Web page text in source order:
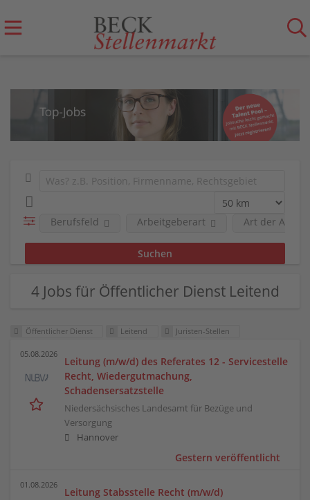
Berufsfeld Arbeitgeberart Art der
4 Jobs für Öffentlicher Dienst Leitend
Öffentlicher Dienst Leitend Juristen-Stellen
05.08.2026
Leitung (m/w/d) des Referates 12 - Servicestelle
Recht, Wiedergutmachung,
Schadensersatzstelle
Niedersächsisches Landesamt für Bezüge und
Versorgung
Hannover
Gestern veröffentlicht
01.08.2026
Leitung Stabsstelle Recht (m/w/d)